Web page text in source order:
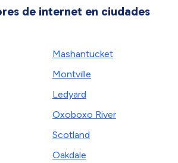
de internet en ciudades
Mashantucket
Montville
Ledyard
Oxoboxo River
Scotland
Oakdale